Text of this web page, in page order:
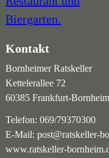
Kontakt
Bornheimer Ratskeller
Kettelerallee 72
60385 Frankfurt-Bornheim
Telefon: 069/79370300
E-Mail: post@ratskeller-
www.ratskeller-